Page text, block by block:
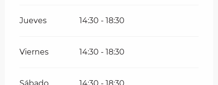
Jueves 14:30 - 18:30
Viernes 14:30 - 18:30